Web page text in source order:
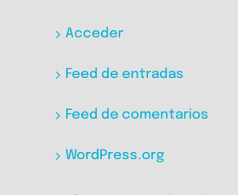
Acceder
Feed de entradas
Feed de comentarios
WordPress.org